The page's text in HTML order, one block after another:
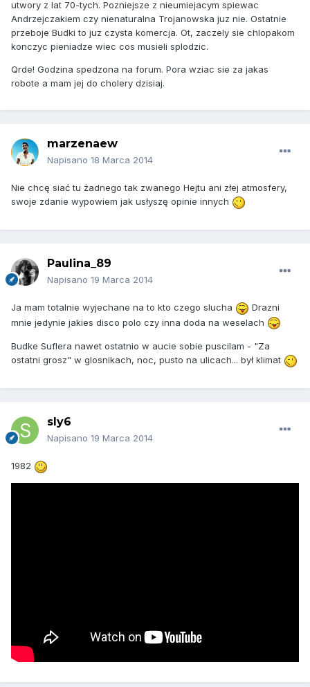
utwory z lat 70-tych. Pozniejsze z nieumiejacym spiewac
Andrzejczakiem czy nienaturalna Trojanowska juz nie. Ostatnie
przeboje Budki to juz czysta komercja. Ot, zaczely sie chlopakom
konczyc pieniadze wiec cos musieli splodzic.
Qrde! Godzina spedzona na forum. Pora wziac sie za jakas
robote a mam jej do cholery dzisiaj.
marzenaew
Napisano 18 Marca 2014
Nie chcę siać tu żadnego tak zwanego Hejtu ani złej atmosfery,
swoje zdanie wypowiem jak usłyszę opinie innych
Paulina_89
Napisano 19 Marca 2014
Ja mam totalnie wyjechane na to kto czego slucha
Drazni
mnie jedynie jakies disco polo czy inna doda na weselach
Budke Suflera nawet ostatnio w aucie sobie puscilam - "Za
ostatni grosz" w glosnikach, noc, pusto na ulicach... był klimat
sly6
Napisano 19 Marca 2014
1982